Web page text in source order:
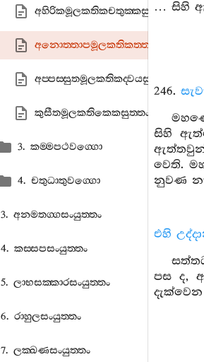
අහිරිකමූලකතිකචතුක‍්කසුත‍්තං
අනොත‍්තාපමූලකතිකත‍්තයසුත‍්තං
අප‍්පස‍්සුතමූලකතිකද‍්වයසුත‍්තං
කුසීතමූලකතිකෙකසුත‍්තං
3. කම‍්මපථවග‍්ගො
4. චතුධාතුවග‍්ගො
3. අනමතග‍්ගසංයුත‍්තං
4. කස‍්සපසංයුත‍්තං
5. ලාභසක‍්කාරසංයුත‍්තං
6. රාහුලසංයුත‍්තං
7. ලක‍්ඛණසංයුත‍්තං
… සිහි
246.
සිහි
ඇත්තවුන්
වෙති.
නුවණ
එහි
පස ද,